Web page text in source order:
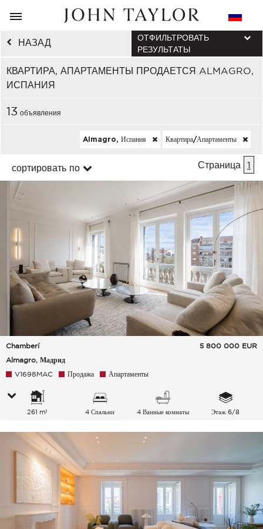
НАЗАД
КВАРТИРА, АПАРТАМЕНТЫ ПРОДАЕТСЯ ALMAGRO,
ИСПАНИЯ
ОТФИЛЬТРОВАТЬ
РЕЗУЛЬТАТЫ
13 объявления
Almagro, Испания Квартира/апартаменты
сортировать по Страница 1
Chamberí
Almagro, Мадрид
5 800 000 EUR
V1698MAC Продажа Апартаменты
261 m² 4 Спальни 4 Ванные комнаты Этаж 6/8